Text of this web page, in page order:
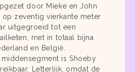
door Mieke en John
op zeventig vierkante meter
uitgegroeid tot een
met in totaal bijna
en België.
is Shoeby
Letterlijk, omdat de